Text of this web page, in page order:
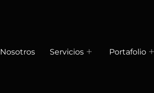
Nosotros Servicios Portafolio